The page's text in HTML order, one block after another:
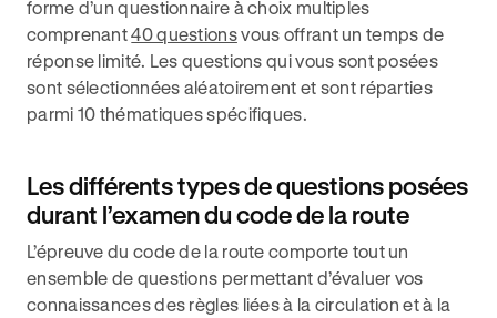
forme d’un questionnaire à choix multiples
comprenant40 questionsvous offrant un temps de
réponse limité. Les questions qui vous sont posées
sont sélectionnées aléatoirement et sont réparties
parmi 10 thématiques spécifiques.
Les différents types de questions posées
durant l’examen du code de la route
L’épreuve du code de la route comporte tout un
ensemble de questions permettant d’évaluer vos
connaissances des règles liées à la circulation et à la